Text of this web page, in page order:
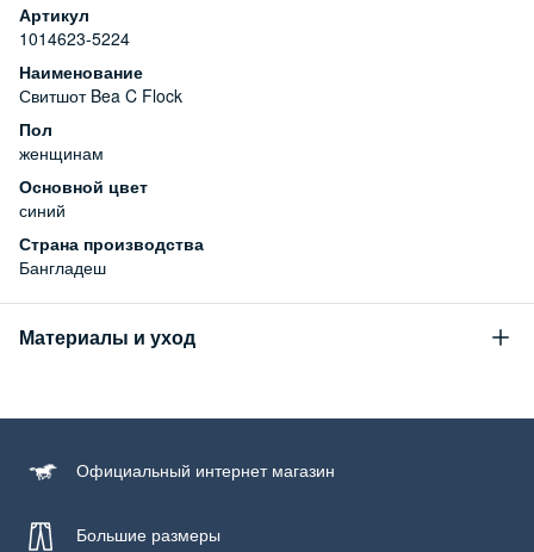
Артикул
1014623-5224
Наименование
Свитшот Bea C Flock
Пол
женщинам
Основной цвет
синий
Страна производства
Бангладеш
Материалы и уход
100% хлопок
Бережная стирка при температуре не более 30С, химчистка
запрещена
Официальный интернет магазин
Большие размеры